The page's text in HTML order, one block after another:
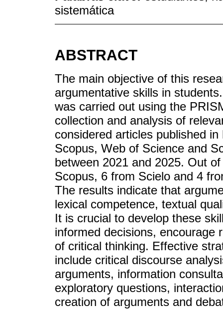
sistemática
ABSTRACT
The main objective of this
argumentative skills in
was carried out using the
collection and analysis of
considered articles published
Scopus, Web of Science and
between 2021 and 2025. Out
Scopus, 6 from Scielo and 4
The results indicate that
lexical competence, textual
It is crucial to develop these
informed decisions, encourage
of critical thinking. Effective
include critical discourse
arguments, information
exploratory questions,
creation of arguments and